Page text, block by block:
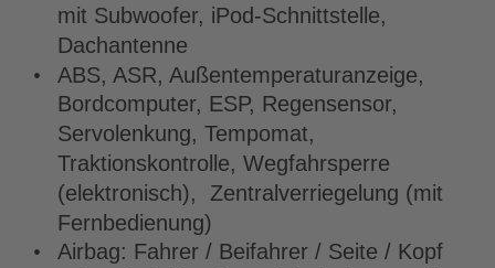
mit Subwoofer, iPod-Schnittstelle,
Dachantenne
•
ABS, ASR, Außentemperaturanzeige,
Bordcomputer, ESP, Regensensor,
Servolenkung, Tempomat,
Traktionskontrolle, Wegfahrsperre
(elektronisch),  Zentralverriegelung (mit
Fernbedienung)
•
Airbag: Fahrer / Beifahrer / Seite / Kopf